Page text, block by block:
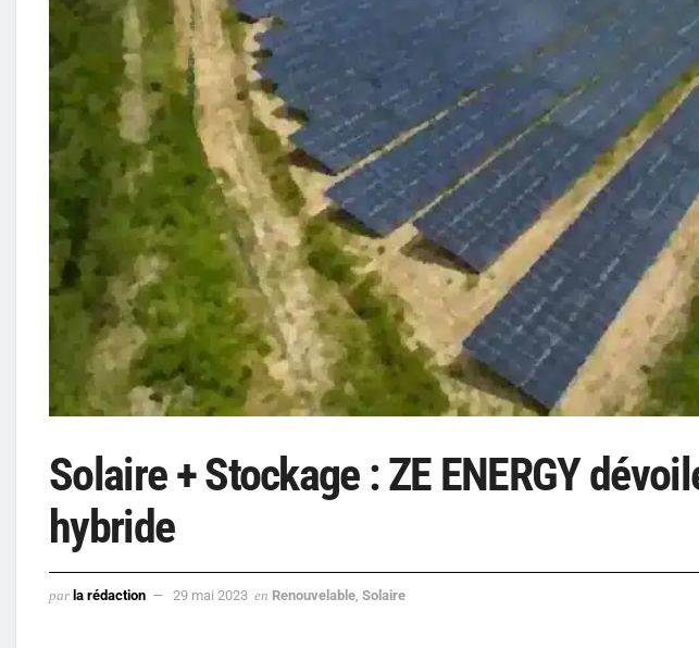
Solaire + Stockage : ZE ENERGY
hybride
par la rédaction 29 mai 2023 en Renouvelable Solaire